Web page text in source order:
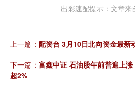
出彩速配提示：文章来
上一篇： 配资台 3月10日北向资金最新
下一篇： 富鑫中证 石油股午前普遍上
超2%